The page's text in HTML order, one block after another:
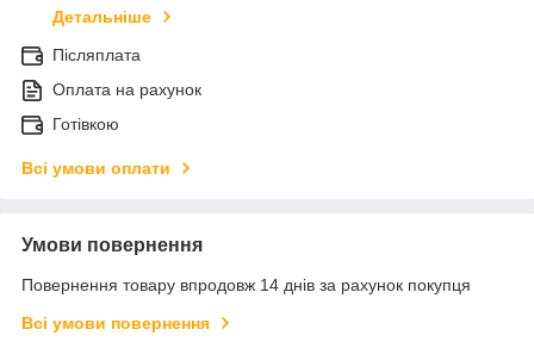
Детальніше
Післяплата
Оплата на рахунок
Готівкою
Всі умови оплати
Умови повернення
Повернення товару впродовж 14 днів за рахунок покупця
Всі умови повернення